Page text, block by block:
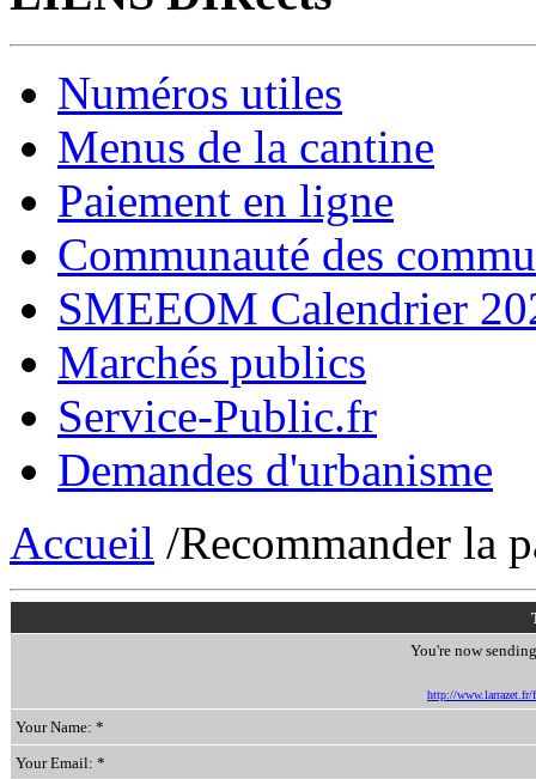
Numéros utiles
Menus de la cantine
Paiement en ligne
Communauté des
SMEEOM Calendrier
Marchés publics
Service-Public.fr
Demandes d'urbanisme
Accueil /Recommander la
You're now
http://www.larrazet.fr/
Your Name: *
Your Email: *